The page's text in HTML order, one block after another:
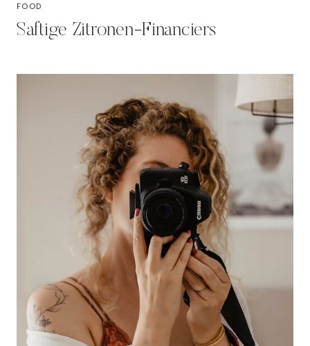
FOOD
Saftige Zitronen-Financiers